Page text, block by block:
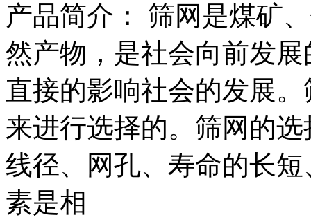
产品简介： 筛网是煤矿
然产物，是社会向前发
直接的影响社会的发展
来进行选择的。筛网的
线径、网孔、寿命的长
素是相